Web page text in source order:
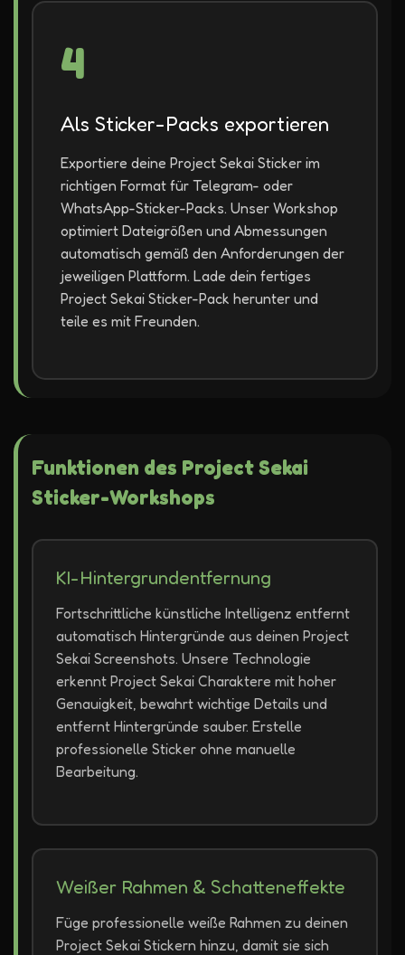
4
Als Sticker-Packs exportieren
Exportiere deine Project Sekai Sticker im
richtigen Format für Telegram- oder
WhatsApp-Sticker-Packs. Unser Workshop
optimiert Dateigrößen und Abmessungen
automatisch gemäß den Anforderungen der
jeweiligen Plattform. Lade dein fertiges
Project Sekai Sticker-Pack herunter und
teile es mit Freunden.
Funktionen des Project Sekai
Sticker-Workshops
KI-Hintergrundentfernung
Fortschrittliche künstliche Intelligenz entfernt
automatisch Hintergründe aus deinen Project
Sekai Screenshots. Unsere Technologie
erkennt Project Sekai Charaktere mit hoher
Genauigkeit, bewahrt wichtige Details und
entfernt Hintergründe sauber. Erstelle
professionelle Sticker ohne manuelle
Bearbeitung.
Weißer Rahmen & Schatteneffekte
Füge professionelle weiße Rahmen zu deinen
Project Sekai Stickern hinzu, damit sie sich